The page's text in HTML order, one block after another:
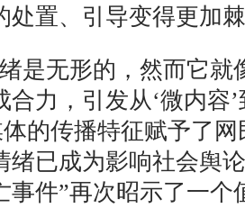
处置、引导变得更加
无形的，然而它就
合力，引发从‘微内容
的传播特征赋予了
绪已成为影响社会舆
事件”再次昭示了一个